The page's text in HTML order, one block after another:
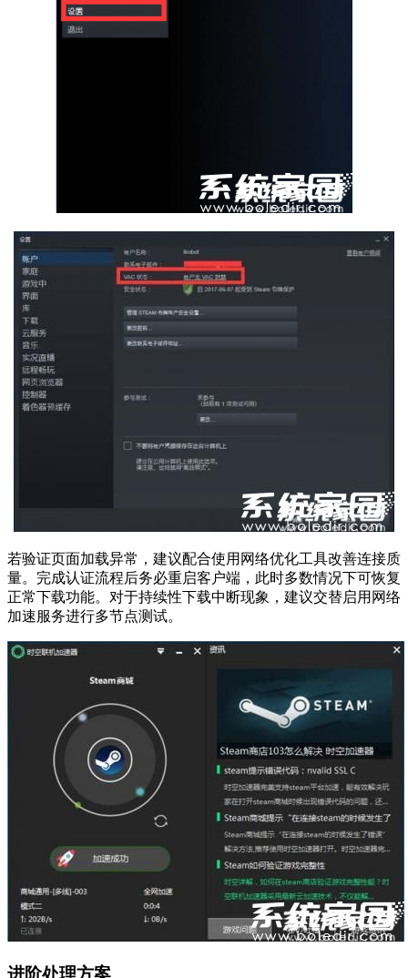
若验证页面加载异常，建议配合使用网络优化工具改善连接质
量。完成认证流程后务必重启客户端，此时多数情况下可恢复
正常下载功能。对于持续性下载中断现象，建议交替启用网络
加速服务进行多节点测试。
进阶处理方案